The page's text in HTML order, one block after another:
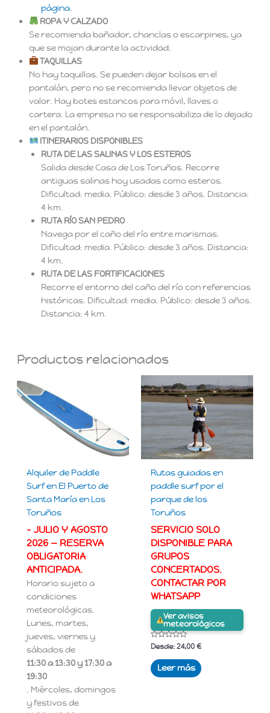
página
ROPA Y CALZADO
Se recomienda bañador, chanclas o escarpines, ya
que se mojan durante la actividad.
TAQUILLAS
No hay taquillas. Se pueden dejar bolsas en el
pantalán, pero no se recomienda llevar objetos de
valor. Hay botes estancos para móvil, llaves o
cartera. La empresa no se responsabiliza de lo dejado
en el pantalán.
ITINERARIOS DISPONIBLES
RUTA DE LAS SALINAS Y LOS ESTEROS
Salida desde Casa de Los Toruños. Recorre
antiguas salinas hoy usadas como esteros.
Dificultad: media. Público: desde 3 años. Distancia:
4 km.
RUTA RÍO SAN PEDRO
Navega por el caño del río entre marismas.
Dificultad: media. Público: desde 3 años. Distancia:
4 km.
RUTA DE LAS FORTIFICACIONES
Recorre el entorno del caño del río con referencias
históricas. Dificultad: media. Público: desde 3 años.
Distancia: 4 km.
Productos relacionados
Alquiler de Paddle
Surf en El Puerto de
Santa María en Los
Toruños
– JULIO Y AGOSTO
2026 — RESERVA
OBLIGATORIA
ANTICIPADA.
Horario sujeto a
condiciones
meteorológicas.
Lunes, martes,
jueves, viernes y
sábados de
11:30 a 13:30 y 17:30 a
19:30
. Miércoles, domingos
y festivos de
Rutas guiadas en
paddle surf por el
parque de los
Toruños
SERVICIO SOLO
DISPONIBLE PARA
GRUPOS
CONCERTADOS.
CONTACTAR POR
WHATSAPP
Ver avisos
meteorológicos
Valorado
con
de
5
Desde:24,00€
Leer más